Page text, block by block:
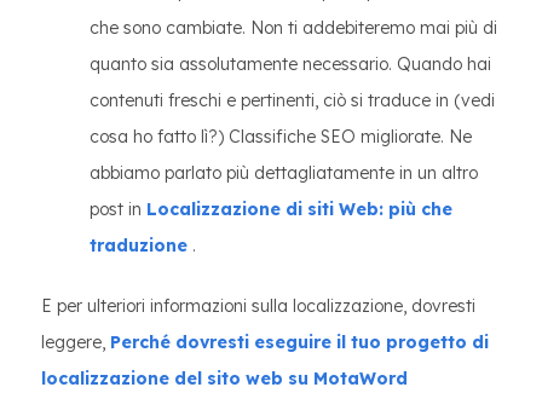
che sono cambiate. Non ti addebiteremo mai più di
quanto sia assolutamente necessario. Quando hai
contenuti freschi e pertinenti, ciò si traduce in (vedi
cosa ho fatto lì?) Classifiche SEO migliorate. Ne
abbiamo parlato più dettagliatamente in un altro
post in Localizzazione di siti Web: più che
traduzione .
E per ulteriori informazioni sulla localizzazione, dovresti
leggere, Perché dovresti eseguire il tuo progetto di
localizzazione del sito web su MotaWord